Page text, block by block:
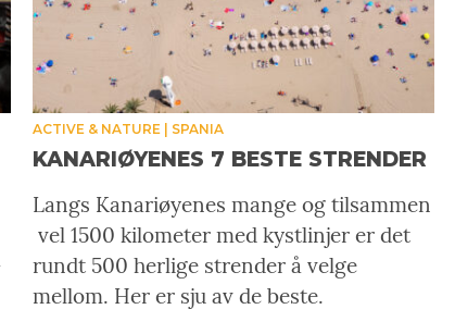
ACTIVE & NATURE SPANIA
KANARIØYENES 7 BESTE STRENDER
Langs Kanariøyenes mange og tilsammen
vel 1500 kilometer med kystlinjer er det
rundt 500 herlige strender å velge
mellom. Her er sju av de beste.